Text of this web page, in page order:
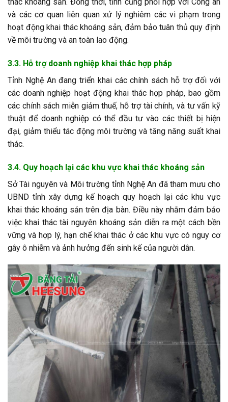
và các cơ quan liên quan xử lý nghiêm các vi phạm trong
hoạt động khai thác khoáng sản, đảm bảo tuân thủ quy định
về môi trường và an toàn lao động.
3.3. Hỗ trợ doanh nghiệp khai thác hợp pháp
Tỉnh Nghệ An đang triển khai các chính sách hỗ trợ đối với
các doanh nghiệp hoạt động khai thác hợp pháp, bao gồm
các chính sách miễn giảm thuế, hỗ trợ tài chính, và tư vấn kỹ
thuật để doanh nghiệp có thể đầu tư vào các thiết bị hiện
đại, giảm thiểu tác động môi trường và tăng năng suất khai
thác.
3.4. Quy hoạch lại các khu vực khai thác khoáng sản
Sở Tài nguyên và Môi trường tỉnh Nghệ An đã tham mưu cho
UBND tỉnh xây dựng kế hoạch quy hoạch lại các khu vực
khai thác khoáng sản trên địa bàn. Điều này nhằm đảm bảo
việc khai thác tài nguyên khoáng sản diễn ra một cách bền
vững và hợp lý, hạn chế khai thác ở các khu vực có nguy cơ
gây ô nhiễm và ảnh hưởng đến sinh kế của người dân.